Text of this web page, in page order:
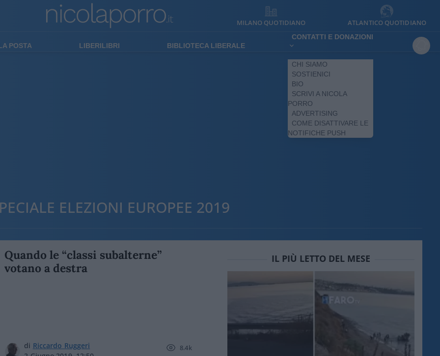
MILANO QUOTIDIANO ATLANTICO QUOTIDIANO
POSTA LIBERILIBRI BIBLIOTECA LIBERALE
CONTATTI E DONAZIONI
CHI SIAMO
SOSTIENICI
BIO
SCRIVI A NICOLA
PORRO
ADVERTISING
COME DISATTIVARE LE
NOTIFICHE PUSH
ELEZIONI EUROPEE 2019
Quando le “classi subalterne”
votano a destra
di Riccardo Ruggeri
8.4k
IL PIÙ LETTO DEL MESE